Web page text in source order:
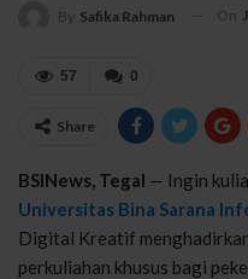
By Safika Rahman On
0
57
Share
BSINews, Tegal — Ingin
Universitas Bina Sarana
Digital Kreatif
perkuliahan khusus bagi